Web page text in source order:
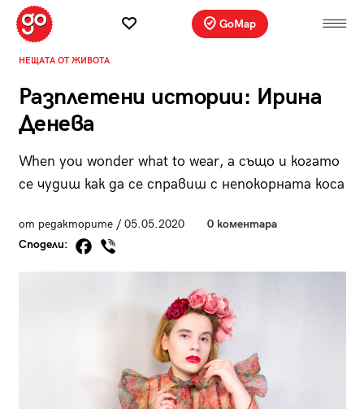
GoMap
НЕЩАТА ОТ ЖИВОТА
Разплетени истории: Ирина
Денева
When you wonder what to wear, а също и когато
се чудиш как да се справиш с непокорната коса
от редакторите / 05.05.2020
0 коментара
Сподели: